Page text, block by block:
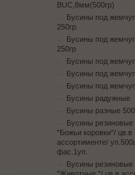
BUC,8мм(500гр)
Бусины под
250гр.
Бусины под
250гр
Бусины под
Бусины под
Бусины под
Бусины радужные
Бусины разные
Бусины
"Божьи коровки"/ цв.в
ассортименте/
фас.1уп.
Бусины